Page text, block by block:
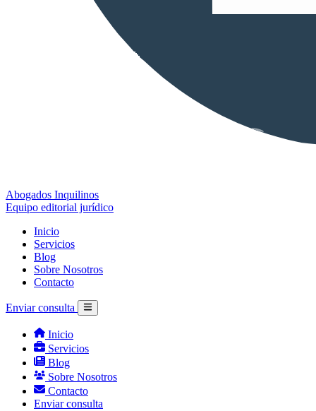
Abogados Inquilinos
Equipo editorial jurídico
Inicio
Servicios
Blog
Sobre Nosotros
Contacto
Enviar consulta
Inicio
Servicios
Blog
Sobre Nosotros
Contacto
Enviar consulta